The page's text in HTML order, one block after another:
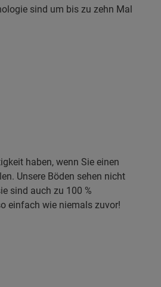
sind um bis zu zehn Mal
haben, wenn Sie einen
Unsere Böden sehen nicht
sind auch zu 100 %
einfach wie niemals zuvor!